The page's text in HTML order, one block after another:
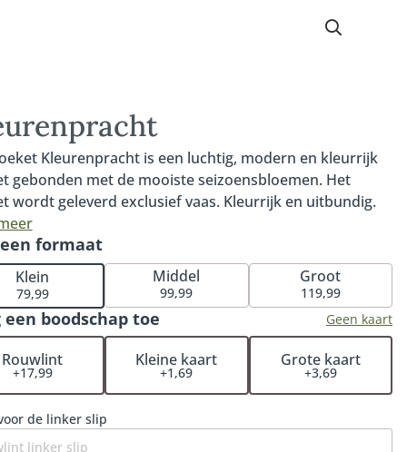
Kleurenpracht is een luchtig, modern en kleurrijk
gebonden met de mooiste seizoensbloemen. Het
wordt geleverd exclusief vaas. Kleurrijk en uitbundig.
die in dit boeket naar voren komen zijn opvallend
Bijzondere vormen en krachtige kleuren maken dit
tot een eigenzinnig exemplaar. Fijn om te weten:
bestelling met rouwwerk wordt persoonlijk en
gecontroleerd. Hiermee garanderen wij dat het
volledig naar wens wordt samengesteld. De
worden op een locatie naar keuze (bij een kerk,
of crematorium). Je hoeft het rouwstuk niet zelf
bij de bloemist. De Fleurop bloemist zorgt ervoor
rouwboeket op het juiste moment wordt bezorgd en
bloemen op hun mooist zijn. Een extra fijne gedachte in
formaat
Klein
79,99
Middel
99,99
Groot
119,99
een boodschap toe Geen kaart
Rouwlint
+17,99
Kleine kaart
+1,69
Grote kaart
+3,69
de linker slip